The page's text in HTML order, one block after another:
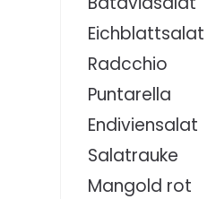
Eichblattsalat
Radcchio
Puntarella
Endiviensalat
Salatrauke
Mangold rot